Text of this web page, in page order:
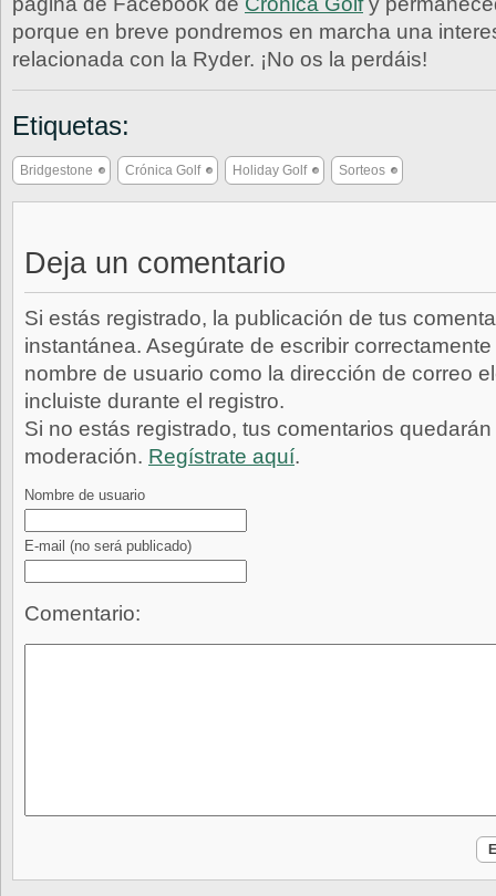
porque en breve pondremos en marcha una
relacionada con la Ryder. ¡No os la perdáis!
Etiquetas:
Bridgestone Crónica Golf Holiday Golf Sorteos
Deja un comentario
Si estás registrado, la publicación de tus
instantánea. Asegúrate de escribir
nombre de usuario como la dirección de correo
incluiste durante el registro.
Si no estás registrado, tus comentarios
moderación. Regístrate aquí.
Nombre de usuario
E-mail (no será publicado)
Comentario: